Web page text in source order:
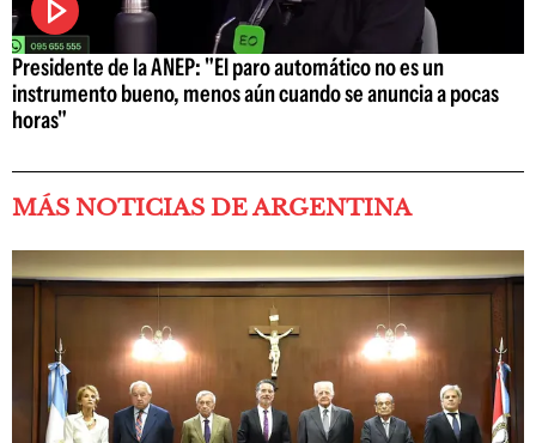
Presidente de la ANEP: "El paro automático no es un
instrumento bueno, menos aún cuando se anuncia a pocas
horas"
MÁS NOTICIAS DE ARGENTINA